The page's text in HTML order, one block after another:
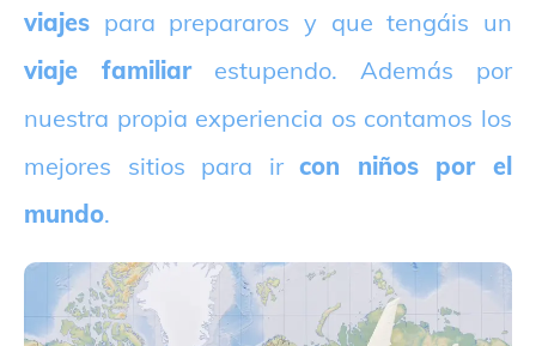
viajes para prepararos y que tengáis un
viaje familiarestupendo. Además por
nuestra propia experiencia os contamos los
mejores sitios para ircon niños por el
mundo.